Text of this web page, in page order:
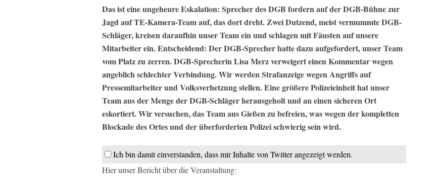
Das ist eine ungeheure Eskalation: Sprecher des DGB fordern auf der DGB-Bühne zur
Jagd auf TE-Kamera-Team auf, das dort dreht. Zwei Dutzend, meist vermummte DGB-
Schläger, kreisen daraufhin unser Team ein und schlagen mit Fäusten auf unsere
Mitarbeiter ein. Entscheidend: Der DGB-Sprecher hatte dazu aufgefordert, unser Team
vom Platz zu zerren. DGB-Sprecherin Lisa Merz verweigert einen Kommentar wegen
angeblich schlechter Verbindung. Wir werden Strafanzeige wegen Angriffs auf
Pressemitarbeiter und Volksverhetzung stellen. Eine größere Polizeieinheit hat unser
Team aus der Menge der DGB-Schläger herausgeholt und an einen sicheren Ort
eskortiert. Wir versuchen, das Team aus Gießen zu befreien, was wegen der kompletten
Blockade des Ortes und der überforderten Polizei schwierig sein wird.
Ich bin damit einverstanden, dass mir Inhalte von Twitter angezeigt werden.
Hier unser Bericht über die Veranstaltung: